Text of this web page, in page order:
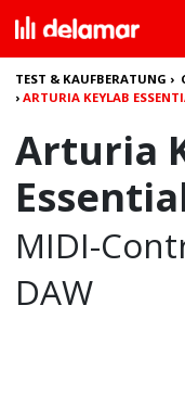
TEST & KAUFBERATUNG ›
›ARTURIA KEYLAB
Arturia
MIDI-
DAW